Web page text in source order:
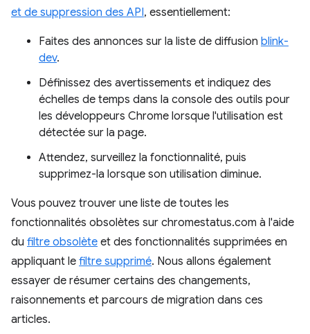
et de suppression des API, essentiellement:
Faites des annonces sur la liste de diffusion blink-
dev.
Définissez des avertissements et indiquez des
échelles de temps dans la console des outils pour
les développeurs Chrome lorsque l'utilisation est
détectée sur la page.
Attendez, surveillez la fonctionnalité, puis
supprimez-la lorsque son utilisation diminue.
Vous pouvez trouver une liste de toutes les
fonctionnalités obsolètes sur chromestatus.com à l'aide
du filtre obsolète et des fonctionnalités supprimées en
appliquant le filtre supprimé. Nous allons également
essayer de résumer certains des changements,
raisonnements et parcours de migration dans ces
articles.